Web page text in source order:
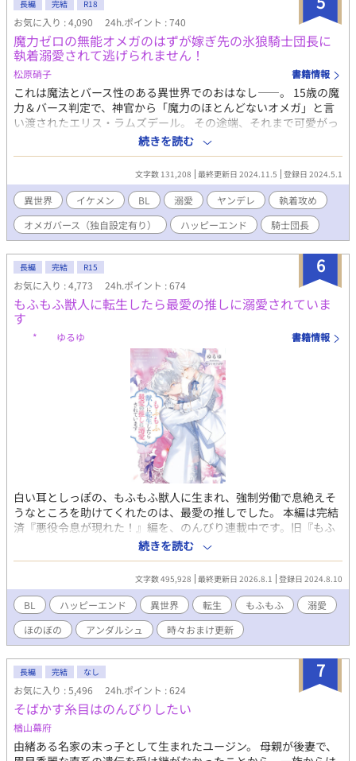
物語】 →強制・連続絶頂、潮吹き、甘々、ハッピーエンド 【九蓮
宝灯】 →鬼畜、イラマチオ、潮吹き、前立腺、連続絶頂、失神、
ハッピーエンド(多分) 【2憶4000万の男】 →焦らし、攻フェラ、
メンソール、強制・連続絶頂、前立腺、潮吹き、(洗脳？)、ハッ
ピーエンド？ 【スイングボーイズ】 →3P、攻フェラ、イラマチ
オ、喉イキ、前立腺、強制絶頂、潮吹き、呼吸管理、ハッピーエ
ンド 【物実の鏡】 →続編（冒険の書）、じれじれ後甘々、ストー
リーメイン、ハッピーエンド 【蓼食う虫も好き好き】 →催淫、連
続絶頂、潮吹き、素股、青姦、甘め、ハッピーエンド 【皇帝ペン
ギン】 →ほんのりハーレム、攻フェラ、前立腺、連続・強制絶
頂、潮吹き、溺愛鬼畜、ハッピーエンド 【開発事業は突然に】 →
視姦オナ、イラマチオ、結腸、メスイキ、前立腺、連続絶頂、強
制絶頂、鬼畜、ハッピーエンド 【部屋とワセリンと鋏】 →前立
腺、失神、強制・連続絶頂、巨根、結腸、溺愛鬼畜、ハッピーエ
ンド 【しょうがあるけどしょうがない】 →敬語攻、鬼畜、ビッチ
受、山芋、生姜(フィギング)、前立腺、強制・連続絶頂、ハッピ
ーエンド 【頭が痛いと言ってくれ！】 →催眠(脳イキ)、焦らし、
強制・連続絶頂、潮吹き、ハッピーエンド エロだけ欲しい方は*
マークを探してください。 プロットもなければ登場人物も全く考
えずに書き進める行き当たりばったり作品ばかりです。 容姿の描
写を省くことが多いのでお好みに合わせて妄想力を滾らせてくだ
さい。 導入が長いことが増えてきたので、開始時は1週間くらい
放置したらちょうどいいと思います。 ストーリーなんていらね
ぇ、ただエロが読みたいんだ。って時、覗いてやってください。
少しでも楽しんでいただけると幸いです。
長編 完結 R18
お気に入り : 4,090 24h.ポイント : 740
魔力ゼロの無能オメガのはずが嫁ぎ先の氷狼騎士団長に
執着溺愛されて逃げられません！
松原硝子 書籍情報
これは魔法とバース性のある異世界でのおはなし――。 15歳の魔
力＆バース判定で、神官から「魔力のほとんどないオメガ」と言
い渡されたエリス・ラムズデール。 その途端、それまで可愛がっ
てくれた両親や兄弟から「無能」「家の恥」と罵られて使用人の
ように扱われ、虐げられる生活を送ることに。 そんな中、エリス
が21歳を迎える年に隣国の軍事大国ベリンガム帝国のヴァンダー
ビルト公爵家の令息とアイルズベリー王国のラムズデール家の婚
姻の話が持ち上がる。 だがヴァンダービルト公爵家の令息レヴィ
はベリンガム帝国の軍事のトップにしてその冷酷さと恐ろしいほ
どの頭脳から常勝の氷の狼と恐れられる騎士団長。しかもレヴィ
は戦場や公的な場でも常に顔をマスクで覆っているため、「傷で
顔が崩れている」「二目と見ることができないほど醜い」という
恐ろしい噂の持ち主だった。 そんな恐ろしい相手に子どもを嫁が
せるわけにはいかない。ラムズデール公爵夫妻は無能のオメガで
あるエリスを差し出すことに決める。 「自分の使い道があるなら
嬉しい」と考え、婚姻を大人しく受け入れたエリスだが、ベリン
ガム帝国へ嫁ぐ1週間前に階段から転げ落ち、前世――23年前に
大陸の大戦で命を落とした帝国の第五王子、アラン・ベリンガム
としての記憶――を取り戻す。 前世では戦いに明け暮れ、今世で
は虐げられて生きてきたエリスは前世の祖国で平和でのんびりし
た幸せな人生を手に入れることを目標にする。 だが結婚相手のレ
ヴィには驚きの秘密があった――！？ 「きみとの結婚は数年で解
消する。俺には心に決めた人がいるから」 初めて顔を合わせた日
にレヴィにそう言い渡されたエリスは彼の「心に決めた人」を知
り、自分の正体を知られてはいけないと誓うのだが……！？ 銀髪
×碧眼（33歳）の超絶美形の執着騎士団長に気が強いけど鈍感な
ピンク髪×蜂蜜色の目（20歳）が執着されて溺愛されるお話で
す。
続きを読む
文字数 131,208 最終更新日 2024.11.5 登録日 2024.5.1
異世界 イケメン BL 溺愛 ヤンデレ
執着攻め
オメガバース（独自設定有り）
ハッピーエンド 騎士団長
6
長編 完結 R15
お気に入り : 4,773 24h.ポイント : 674
もふもふ獣人に転生したら最愛の推しに溺愛されていま
す
* ゆるゆ 書籍情報
白い耳としっぽの、もふもふ獣人に生まれ、強制労働で息絶えそ
うなところを助けてくれたのは、最愛の推しでした。 本編は完結
済『悪役令息が現れた！』編を、のんびり連載中です。旧『もふ
もふ獣人転生』です！ 第12回ＢＬ大賞さまで奨励賞をいただ
き、選んでくださった編集部の皆さま、多大なるご尽力をたまわ
りました編集者さま、応援してくださった皆さまのおかげで！
もふもふリトとジゼを、本にしていただきました！ すばらしい
イラストを描いてくださったのはサマミヤアカザさまです。 web
版３人称から書籍１人称になり、折れた肩で（笑）ほぼ全文書き
直し、新しいエピソードがたくさん入って３７６Pです。 ①書店
さま（アニメイトチェーン各店（一部店舗を除く）、首都圏の一
部書店 さま）の共通特典は、おまけのお話の投票で1位に輝きま
した！ ゲオセバがリトを応援するお話で、１３８７字、登場人
物紹介が表に印刷されたハガキサイズのイラストカードです。ア
ニメイト通販さまでは特典終了のようです、申しわけございませ
ん！ ②コミコミスタジオさま限定特典は、投票で2位！ ジゼリ
トレォンで、お菓子づくりのお話で、６４３１字の小冊子です。
コミコミスタジオさまでご購入の場合は①と②を１つずつ計２点
続きを読む
文字数 495,928 最終更新日 2026.8.1 登録日 2024.8.10
BL ハッピーエンド 異世界 転生 もふもふ
溺愛
ほのぼの
アンダルシュ 時々おまけ更新
7
長編 完結 なし
お気に入り : 5,496 24h.ポイント : 624
そばかす糸目はのんびりしたい
楢山幕府
由緒ある名家の末っ子として生まれたユージン。 母親が後妻で、